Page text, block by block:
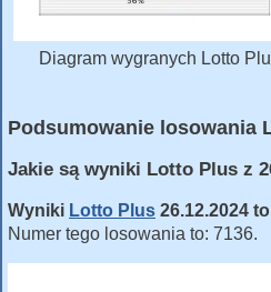
Diagram wygranych Lotto
Podsumowanie losowania
Jakie są wyniki Lotto Plus z
Wyniki Lotto Plus 26.12.2024
Numer tego losowania to: 7136.